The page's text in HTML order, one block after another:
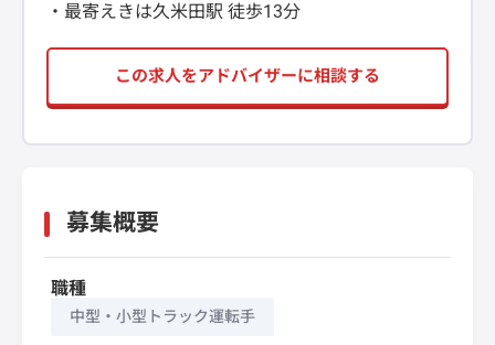
・最寄えきは久米田駅 徒歩13分
この求人をアドバイザーに相談する
募集概要
職種
中型・小型トラック運転手